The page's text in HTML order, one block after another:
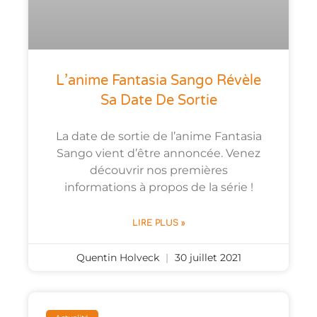
L’anime Fantasia Sango Révèle
Sa Date De Sortie
La date de sortie de l’anime Fantasia
Sango vient d’être annoncée. Venez
découvrir nos premières
informations à propos de la série !
LIRE PLUS »
Quentin Holveck 30 juillet 2021